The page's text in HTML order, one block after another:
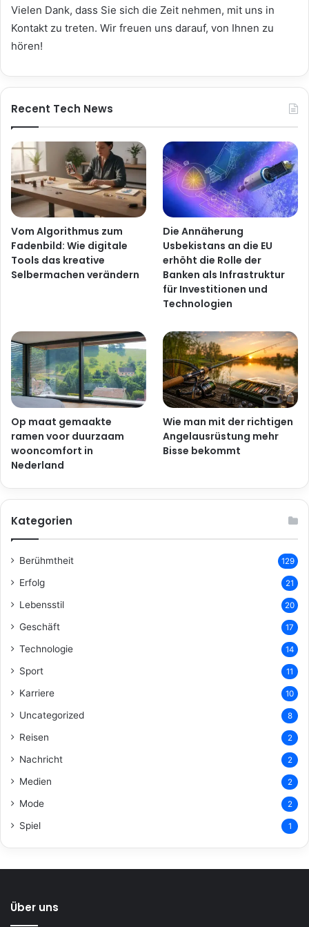
Vielen Dank, dass Sie sich die Zeit nehmen, mit uns in
Kontakt zu treten. Wir freuen uns darauf, von Ihnen zu
hören!
Recent Tech News
Vom Algorithmus zum
Fadenbild: Wie digitale
Tools das kreative
Selbermachen verändern
Die Annäherung
Usbekistans an die EU
erhöht die Rolle der
Banken als Infrastruktur
für Investitionen und
Technologien
Op maat gemaakte
ramen voor duurzaam
wooncomfort in
Nederland
Wie man mit der richtigen
Angelausrüstung mehr
Bisse bekommt
Kategorien
Berühmtheit 129
Erfolg 21
Lebensstil 20
Geschäft 17
Technologie 14
Sport 11
Karriere 10
Uncategorized 8
Reisen 2
Nachricht 2
Medien 2
Mode 2
Spiel 1
Über uns